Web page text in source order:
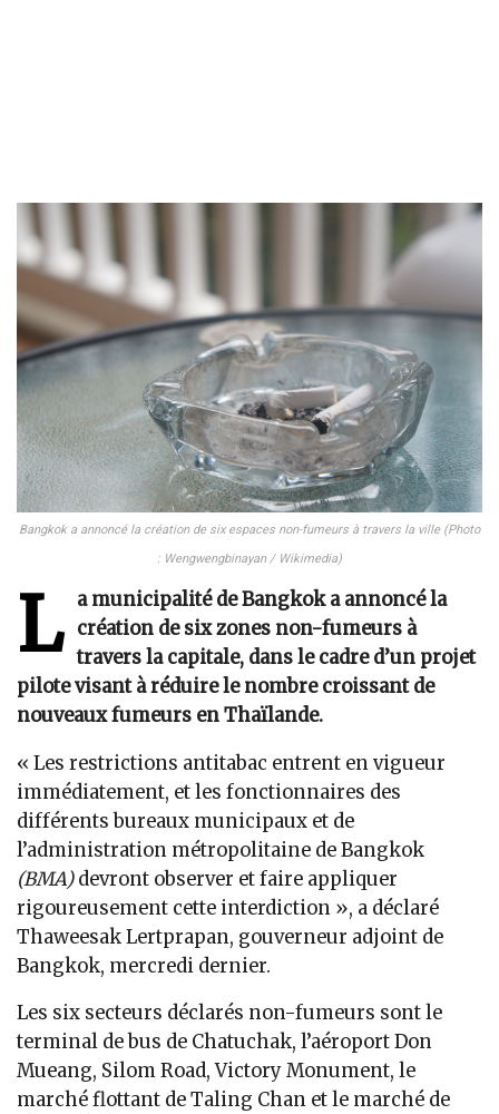
Bangkok a annoncé la création de six espaces non-fumeurs à travers la ville (Photo
: Wengwengbinayan / Wikimedia)
L
a municipalité de Bangkok a annoncé la
création de six zones non-fumeurs à
travers la capitale, dans le cadre d’un projet
pilote visant à réduire le nombre croissant de
nouveaux fumeurs en Thaïlande.
« Les restrictions antitabac entrent en vigueur
immédiatement, et les fonctionnaires des
différents bureaux municipaux et de
l’administration métropolitaine de Bangkok
(BMA)devront observer et faire appliquer
rigoureusement cette interdiction », a déclaré
Thaweesak Lertprapan, gouverneur adjoint de
Bangkok, mercredi dernier.
Les six secteurs déclarés non-fumeurs sont le
terminal de bus de Chatuchak, l’aéroport Don
Mueang, Silom Road, Victory Monument, le
marché flottant de Taling Chan et le marché de